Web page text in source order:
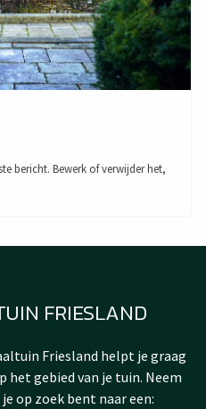
bericht. Bewerk of verwijder het,
FRIESLAND
Friesland helpt je graag
het gebied van je tuin. Neem
op zoek bent naar een: